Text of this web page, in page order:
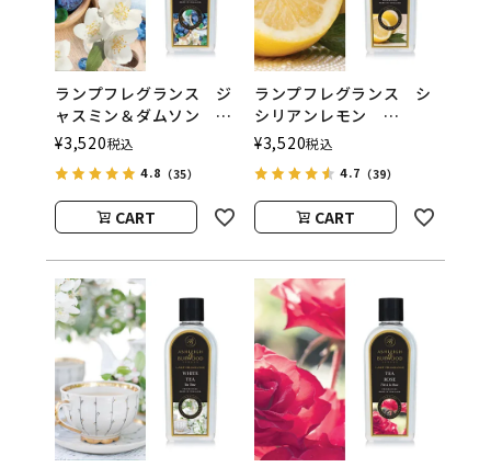
ランプフレグランス ジ
ャスミン＆ダムソン
500ml フレグランスラ
ンプ用オイル
ASHLEIGH&BURWOOD
（アシュレイアンドバー
ウッド）
¥3,520税込
4.8 （35）
CART
ランプフレグランス シ
シリアンレモン
500ml フレグランスラ
ンプ用オイル
ASHLEIGH&BURWOOD
（アシュレイアンドバー
ウッド）
¥3,520税込
4.7 （39）
CART